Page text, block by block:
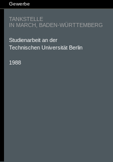
Gewerbe
TANKSTELLE
IN MARCH, BADEN-WÜRTTEMBERG
Studienarbeit an der
Technischen Universität Berlin
1988